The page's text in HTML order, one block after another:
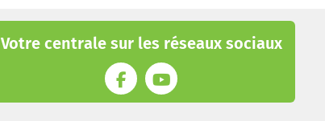
Votre centrale sur les réseaux sociaux